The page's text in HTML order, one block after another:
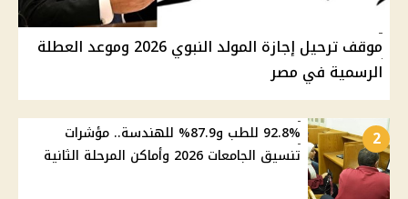
موقف ترحيل إجازة المولد النبوي 2026 وموعد العطلة
الرسمية في مصر
2
92.8% للطب و87.9% للهندسة.. مؤشرات
تنسيق الجامعات 2026 وأماكن المرحلة الثانية